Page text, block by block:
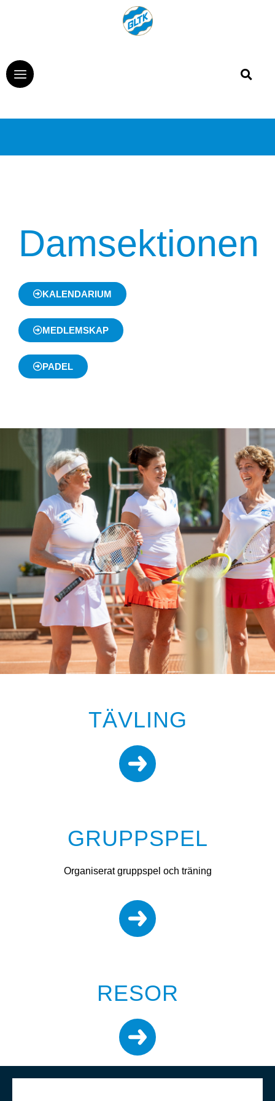
Damsektionen
KALENDARIUM
MEDLEMSKAP
PADEL
TÄVLING
GRUPPSPEL
Organiserat gruppspel och träning
RESOR